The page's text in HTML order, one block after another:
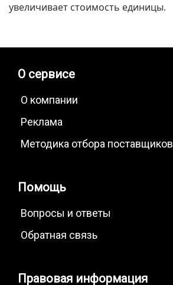
увеличивает стоимость единицы.
О сервисе
О компании
Реклама
Методика отбора поставщиков
Помощь
Вопросы и ответы
Обратная связь
Правовая информация